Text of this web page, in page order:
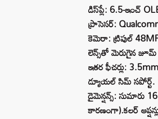
డిస్‌ప్లే: 6.5-ఇంచ్
ప్రాసెసర్:
కెమెరా: ట్రిపుల్
లెన్స్‌తో మెరుగైన జూమ్
ఇతర ఫీచర్లు:
డ్యూయల్ సిమ్ సపోర్ట్.
డైమెన్షన్స్: సుమారు
కారణంగా).కలర్